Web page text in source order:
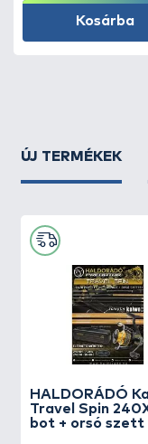
Kosárba
ÚJ TERMÉKEK
HALDORÁDÓ
Travel Spin
bot + orsó szett